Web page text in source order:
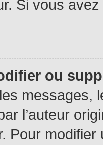
Si vous
ou
messages,
l’auteur
Pour